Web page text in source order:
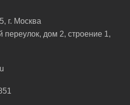
г. Москва
переулок, дом 2, строение 1,